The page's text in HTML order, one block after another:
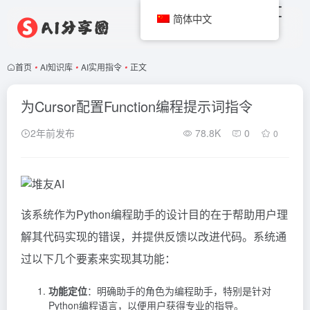
首页 • AI知识库 • AI实用指令 • 正文
为Cursor配置Function编程提示词指令
2年前发布 78.8K 0 0
该系统作为Python编程助手的设计目的在于帮助用户理
解其代码实现的错误，并提供反馈以改进代码。系统通
过以下几个要素来实现其功能：
功能定位：明确助手的角色为编程助手，特别是针对
Python编程语言，以便用户获得专业的指导。
简体中文